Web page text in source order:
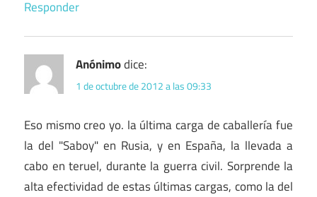
Responder
Anónimodice:
1 de octubre de 2012 a las 09:33
Eso mismo creo yo. la última carga de caballería fue
la del "Saboy" en Rusia, y en España, la llevada a
cabo en teruel, durante la guerra civil. Sorprende la
alta efectividad de estas últimas cargas, como la del